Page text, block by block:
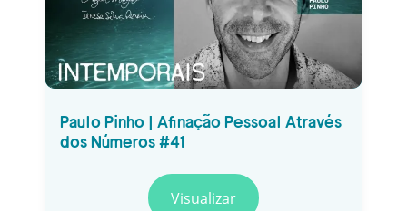
Paulo Pinho | Afinação Pessoal Através
dos Números #41
Visualizar